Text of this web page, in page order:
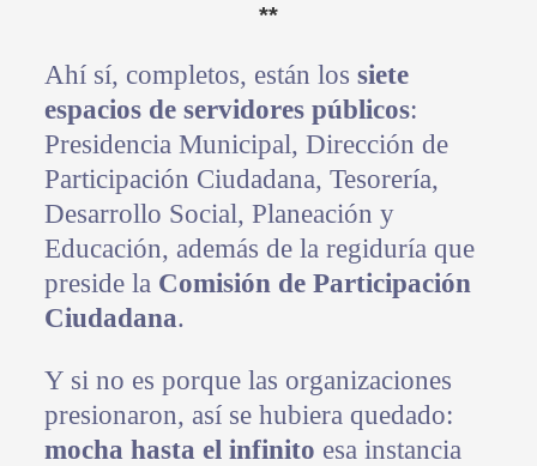
**
Ahí sí, completos, están los siete
espacios de servidores públicos:
Presidencia Municipal, Dirección de
Participación Ciudadana, Tesorería,
Desarrollo Social, Planeación y
Educación, además de la regiduría que
preside la Comisión de Participación
Ciudadana.
Y si no es porque las organizaciones
presionaron, así se hubiera quedado:
mocha hasta el infinito esa instancia